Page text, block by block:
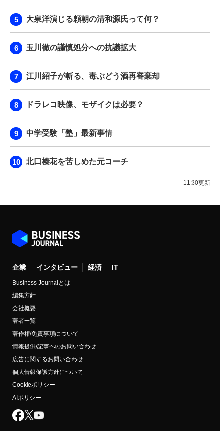
大泉洋演じる頼朝の清和源氏って何？
玉川徹の謹慎処分への抗議拡大
江川紹子が斬る、毒ぶどう酒再審棄却
ドラレコ映像、モザイクは必要？
中学受験「塾」最新事情
北口榛花を苦しめた元コーチ
11:30更新
企業 インタビュー 経済 IT
Business Journalとは
編集方針
会社概要
著者一覧
著作権/免責事項について
情報提供/記事へのお問い合わせ
広告に関するお問い合わせ
個人情報保護方針について
Cookieポリシー
AIポリシー